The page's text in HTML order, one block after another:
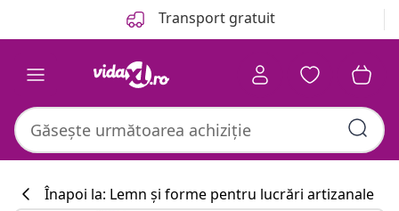
Transport gratuit
Înapoi la: Lemn și forme pentru lucrări artizanale